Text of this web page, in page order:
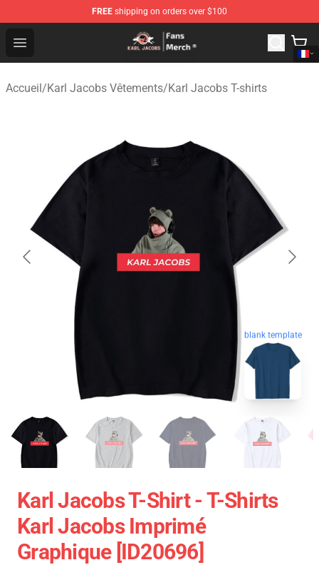
FREE shipping on orders over $100
Open menu
Karl Jacobs Store - Official Karl Jacobs Merchandise
Accueil/Karl Jacobs Vêtements/Karl Jacobs T-shirts
blank template
Karl Jacobs T-Shirt - T-Shirts
Karl Jacobs Imprimé
Graphique [ID20696]